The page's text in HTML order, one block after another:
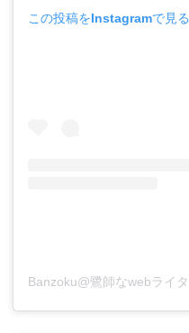
この投稿をInstagramで見る